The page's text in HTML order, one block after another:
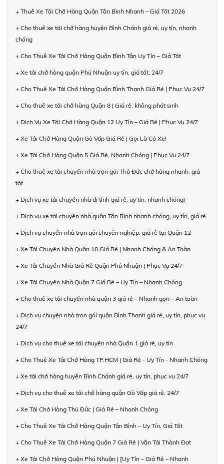
+ Thuê Xe Tải Chở Hàng Quận Tân Bình Nhanh – Giá Tốt 2026
+ Cho thuê xe tải chở hàng huyện Bình Chánh giá rẻ, uy tín, nhanh
chóng
+ Cho Thuê Xe Tải Chở Hàng Quận Bình Tân Uy Tín – Giá Tốt
+ Xe tải chở hàng quận Phú Nhuận uy tín, giá tốt, 24/7
+ Cho Thuê Xe Tải Chở Hàng Quận Bình Thạnh Giá Rẻ | Phục Vụ 24/7
+ Cho thuê xe tải chở hàng Quận 8 | Giá rẻ, không phát sinh
+ Dịch Vụ Xe Tải Chở Hàng Quận 12 Uy Tín – Giá Rẻ | Phục Vụ 24/7
+ Xe Tải Chở Hàng Quận Gò Vấp Giá Rẻ | Gọi Là Có Xe!
+ Xe Tải Chở Hàng Quận 5 Giá Rẻ, Nhanh Chóng | Phục Vụ 24/7
+ Cho thuê xe tải chuyển nhà trọn gói Thủ Đức chở hàng nhanh, giá
tốt
+ Dịch vụ xe tải chuyển nhà đi tỉnh giá rẻ, uy tín, nhanh chóng!
+ Dịch vụ xe tải chuyển nhà quận Tân Bình nhanh chóng, uy tín, giá rẻ
+ Dịch vụ chuyển nhà trọn gói chuyên nghiệp, giá rẻ tại Quận 12
+ Xe Tải Chuyển Nhà Quận 10 Giá Rẻ | Nhanh Chóng & An Toàn
+ Xe Tải Chuyển Nhà Giá Rẻ Quận Phú Nhuận | Phục Vụ 24/7
+ Xe Tải Chuyển Nhà Quận 7 Giá Rẻ – Uy Tín – Nhanh Chóng
+ Cho thuê xe tải chuyển nhà quận 3 giá rẻ – Nhanh gọn – An toàn
+ Dịch vụ chuyển nhà trọn gói quận Bình Thạnh giá rẻ, uy tín, phục vụ
24/7
+ Dịch vụ cho thuê xe tải chuyển nhà Quận 1 giá rẻ, uy tín
+ Cho Thuê Xe Tải Chở Hàng TP.HCM | Giá Rẻ - Uy Tín - Nhanh Chóng
+ Xe tải chở hàng huyện Bình Chánh giá rẻ, uy tín, phục vụ 24/7
+ Dịch vụ cho thuê xe tải chở hàng quận Gò Vấp giá rẻ, 24/7
+ Xe Tải Chở Hàng Thủ Đức | Giá Rẻ – Nhanh Chóng
+ Cho Thuê Xe Tải Chở Hàng Quận Tân Bình – Uy Tín, Giá Tốt
+ Cho Thuê Xe Tải Chở Hàng Quận 7 Giá Rẻ | Vận Tải Thành Đạt
+ Xe Tải Chở Hàng Quận Phú Nhuận | [Uy Tín – Giá Rẻ – Nhanh